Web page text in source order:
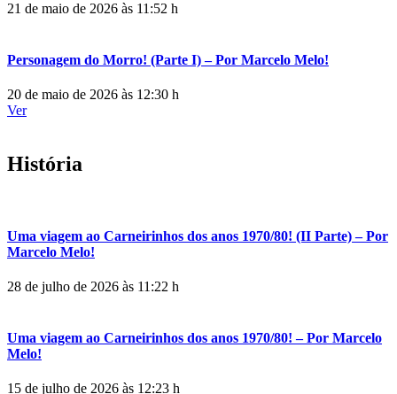
21 de maio de 2026 às 11:52 h
Personagem do Morro! (Parte I) – Por Marcelo Melo!
20 de maio de 2026 às 12:30 h
Ver
História
Uma viagem ao Carneirinhos dos anos 1970/80! (II Parte) – Por
Marcelo Melo!
28 de julho de 2026 às 11:22 h
Uma viagem ao Carneirinhos dos anos 1970/80! – Por Marcelo
Melo!
15 de julho de 2026 às 12:23 h